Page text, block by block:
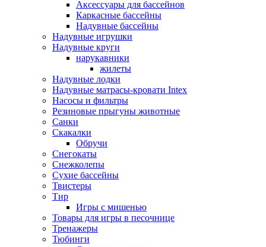
Аксессуары для бассейнов
Каркасные бассейны
Надувные бассейны
Надувные игрушки
Надувные круги
нарукавники
жилеты
Надувные лодки
Надувные матрасы-кровати Intex
Насосы и фильтры
Резиновые прыгуны животные
Санки
Скакалки
Обручи
Снегокаты
Снежколепы
Сухие бассейны
Твистеры
Тир
Игры с мишенью
Товары для игры в песочнице
Тренажеры
Тюбинги